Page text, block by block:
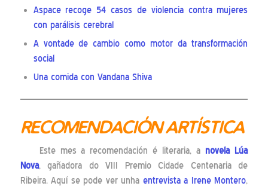
Aspace recoge 54 casos de violencia contra mujeres
con parálisis cerebral
A vontade de cambio como motor da transformación
social
Una comida con Vandana Shiva
RECOMENDACIÓN ARTÍSTICA
Este mes a recomendación é literaria, a novela Lúa
Nova, gañadora do VIII Premio Cidade Centenaria de
Ribeira. Aquí se pode ver unha entrevista a Irene Montero,